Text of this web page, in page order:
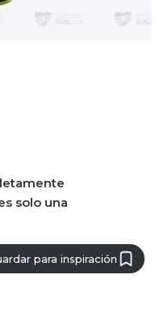
solo una
para inspiración